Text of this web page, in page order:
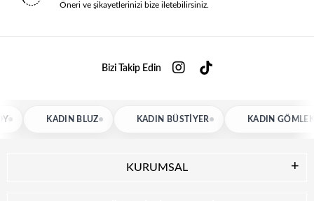
Öneri ve şikayetlerinizi bize iletebilirsiniz.
Bizi Takip Edin
KADIN BLUZ KADIN BÜSTIYER KADIN GÖMLEK
KURUMSAL